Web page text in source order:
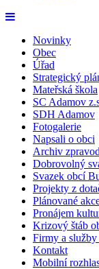
Novinky
Obec
Úřad
Strategický
Mateřská škola
SC Adamov
SDH Adamov
Fotogalerie
Napsali o obci
Archiv
Dobrovolný
Svazek obcí
Projekty z
Plánované
Pronájem
Krizový štáb
Firmy a
Kontakt
Mobilní